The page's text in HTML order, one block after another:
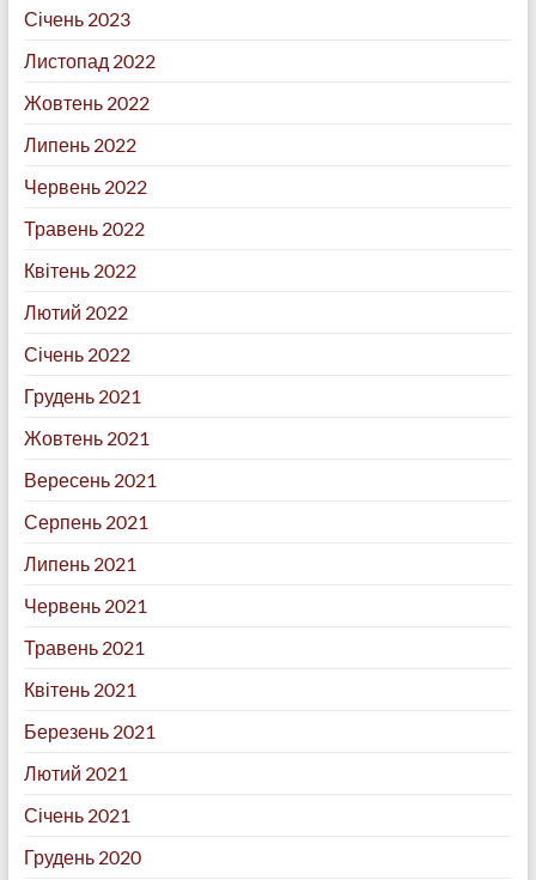
Січень 2023
Листопад 2022
Жовтень 2022
Липень 2022
Червень 2022
Травень 2022
Квітень 2022
Лютий 2022
Січень 2022
Грудень 2021
Жовтень 2021
Вересень 2021
Серпень 2021
Липень 2021
Червень 2021
Травень 2021
Квітень 2021
Березень 2021
Лютий 2021
Січень 2021
Грудень 2020